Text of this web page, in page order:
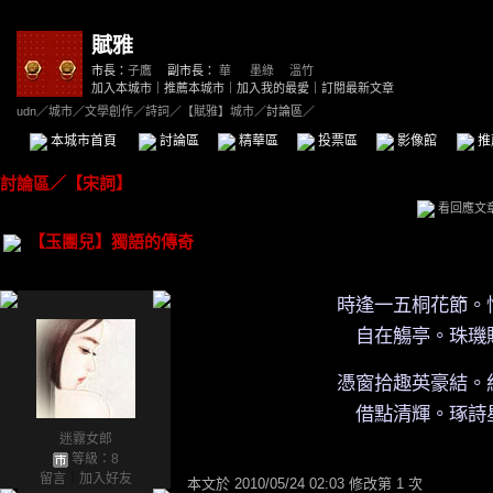
賦雅
市長： 子鷹 副市長： 華 墨綠
溫竹
加入本城市
推薦本城市 加入我的最愛
訂閱最新文章
udn／城市／文學創作／詩詞 ／ 【賦雅】城市／討論區／
本城市首頁 討論區 精華區 投票區 影像館
討論區／ 【宋詞】
看回應文
【玉團兒】獨語的傳奇
迷霧女郎
等級：8
留言
加入好友
時逢一五桐花節
自在觴亭。珠
憑窗拾趣英豪結
借點清輝。琢詩
本文於 2010/05/24 02:03 修改第 1 次